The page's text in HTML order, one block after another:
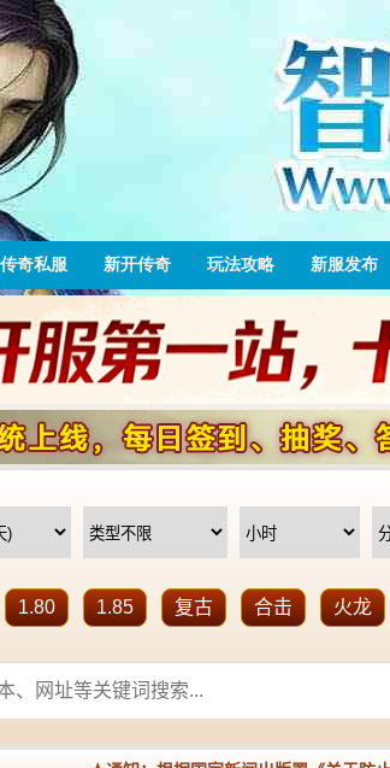
传奇私服 新开传奇 玩法攻略 新服发布